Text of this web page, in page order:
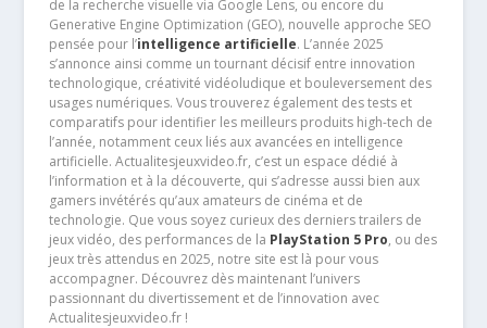
de la recherche visuelle via Google Lens, ou encore du
Generative Engine Optimization (GEO), nouvelle approche SEO
pensée pour l’intelligence artificielle. L’année 2025
s’annonce ainsi comme un tournant décisif entre innovation
technologique, créativité vidéoludique et bouleversement des
usages numériques. Vous trouverez également des tests et
comparatifs pour identifier les meilleurs produits high-tech de
l’année, notamment ceux liés aux avancées en intelligence
artificielle. Actualitesjeuxvideo.fr, c’est un espace dédié à
l’information et à la découverte, qui s’adresse aussi bien aux
gamers invétérés qu’aux amateurs de cinéma et de
technologie. Que vous soyez curieux des derniers trailers de
jeux vidéo, des performances de la PlayStation 5 Pro, ou des
jeux très attendus en 2025, notre site est là pour vous
accompagner. Découvrez dès maintenant l’univers
passionnant du divertissement et de l’innovation avec
Actualitesjeuxvideo.fr !